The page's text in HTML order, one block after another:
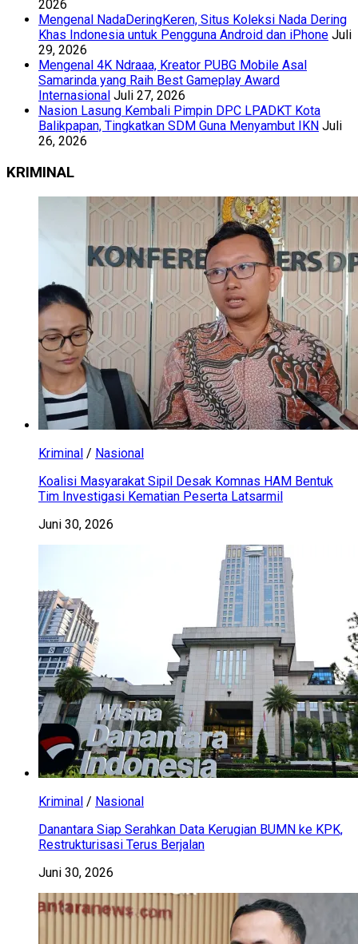
2026
Mengenal NadaDeringKeren, Situs Koleksi Nada Dering
Khas Indonesia untuk Pengguna Android dan iPhone Juli
29, 2026
Mengenal 4K Ndraaa, Kreator PUBG Mobile Asal
Samarinda yang Raih Best Gameplay Award
Internasional Juli 27, 2026
Nasion Lasung Kembali Pimpin DPC LPADKT Kota
Balikpapan, Tingkatkan SDM Guna Menyambut IKN Juli
26, 2026
KRIMINAL
Kriminal / Nasional
Koalisi Masyarakat Sipil Desak Komnas HAM Bentuk
Tim Investigasi Kematian Peserta Latsarmil
Juni 30, 2026
Kriminal / Nasional
Danantara Siap Serahkan Data Kerugian BUMN ke KPK,
Restrukturisasi Terus Berjalan
Juni 30, 2026